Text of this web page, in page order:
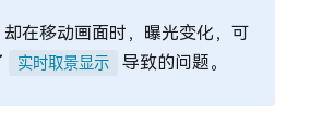
却在移动画面时，曝光变化，可
实时取景显示 导致的问题。